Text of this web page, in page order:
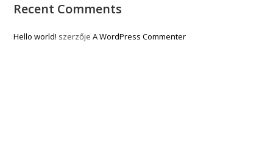
Recent Comments
Hello world! szerzőjeA WordPress Commenter